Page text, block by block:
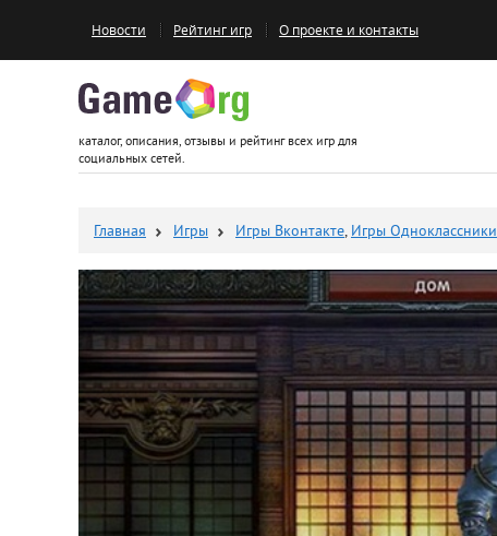
Новости Рейтинг игр О проекте и контакты
каталог, описания, отзывы и рейтинг всех игр для
социальных сетей.
Главная Игры Игры Вконтакте, Игры Одноклассники